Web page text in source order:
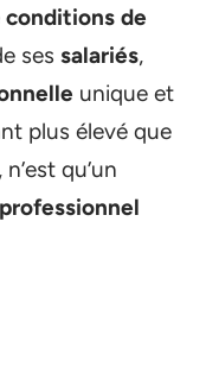
conditions de
ses salariés,
unique et
plus élevé que
qu’un
professionnel